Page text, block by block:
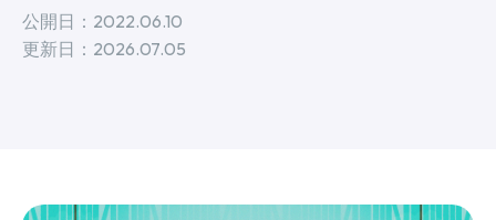
公開日：2022.06.10
更新日：2026.07.05